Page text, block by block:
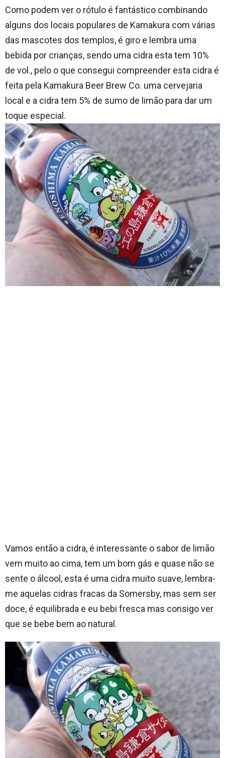
Como podem ver o rótulo é fantástico combinando
alguns dos locais populares de Kamakura com várias
das mascotes dos templos, é giro e lembra uma
bebida por crianças, sendo uma cidra esta tem 10%
de vol., pelo o que consegui compreender esta cidra é
feita pela Kamakura Beer Brew Co. uma cervejaria
local e a cidra tem 5% de sumo de limão para dar um
toque especial.
Vamos então a cidra, é interessante o sabor de limão
vem muito ao cima, tem um bom gás e quase não se
sente o álcool, esta é uma cidra muito suave, lembra-
me aquelas cidras fracas da Somersby, mas sem ser
doce, é equilibrada e eu bebi fresca mas consigo ver
que se bebe bem ao natural.